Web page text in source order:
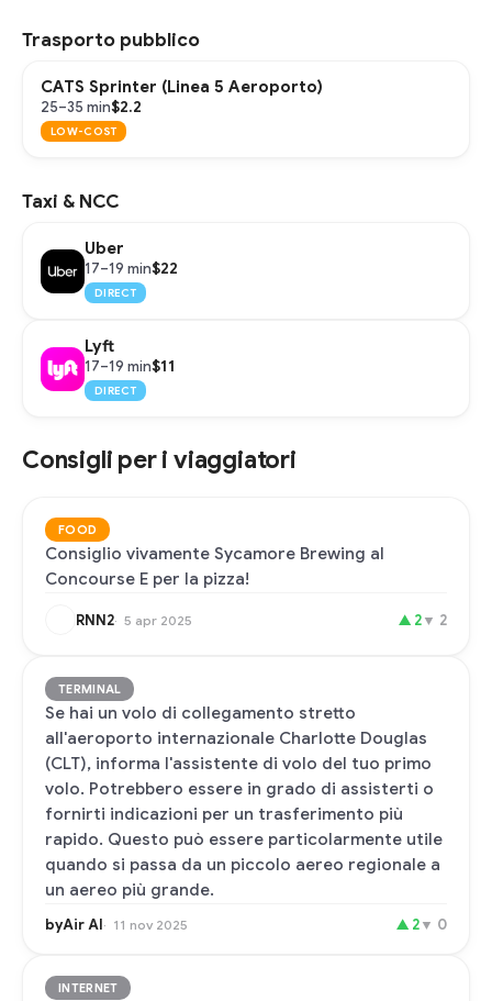
Trasporto pubblico
CATS Sprinter (Linea 5 Aeroporto)
25–35 min$2.2
LOW-COST
Taxi & NCC
Uber
17–19 min$22
DIRECT
Lyft
17–19 min$11
DIRECT
Consigli per i viaggiatori
FOOD
Consiglio vivamente Sycamore Brewing al
Concourse E per la pizza!
RNN2 5 apr 2025 ▲ 2▼ 2
TERMINAL
Se hai un volo di collegamento stretto
all'aeroporto internazionale Charlotte Douglas
(CLT), informa l'assistente di volo del tuo primo
volo. Potrebbero essere in grado di assisterti o
fornirti indicazioni per un trasferimento più
rapido. Questo può essere particolarmente utile
quando si passa da un piccolo aereo regionale a
un aereo più grande.
byAir AI 11 nov 2025 ▲ 2▼ 0
INTERNET